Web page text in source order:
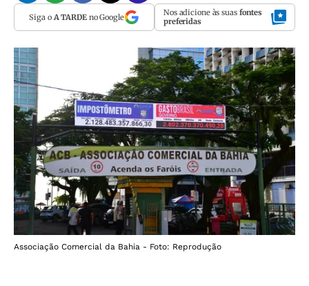
Siga o A TARDEno Google Nos adicione às suas fontes
preferidas
Associação Comercial da Bahia - Foto: Reprodução